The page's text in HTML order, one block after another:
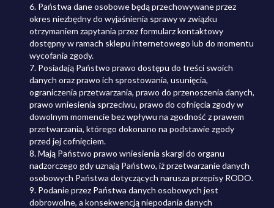
6. Państwa dane osobowe będą przechowywane przez
okres niezbędny do wyjaśnienia sprawy w związku
otrzymaniem zapytania przez formularz kontaktowy
dostępny w ramach sklepu internetowego lub do momentu
wycofania zgody.
7. Posiadają Państwo prawo dostępu do treści swoich
danych oraz prawo ich sprostowania, usunięcia,
ograniczenia przetwarzania, prawo do przenoszenia danych,
prawo wniesienia sprzeciwu, prawo do cofnięcia zgody w
dowolnym momencie bez wpływu na zgodność z prawem
przetwarzania, którego dokonano na podstawie zgody
przed jej cofnięciem.
8. Mają Państwo prawo wniesienia skargi do organu
nadzorczego gdy uznają Państwo, iż przetwarzanie danych
osobowych Państwa dotyczących narusza przepisy RODO.
9. Podanie przez Państwa danych osobowych jest
dobrowolne, a konsekwencją niepodania danych